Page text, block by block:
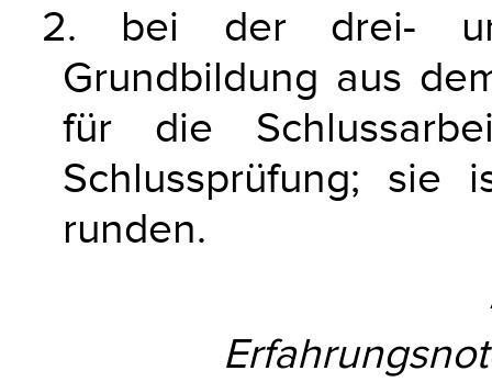
2. bei der drei-
Grundbildung aus
für die
Schlussprüfung; sie
runden.